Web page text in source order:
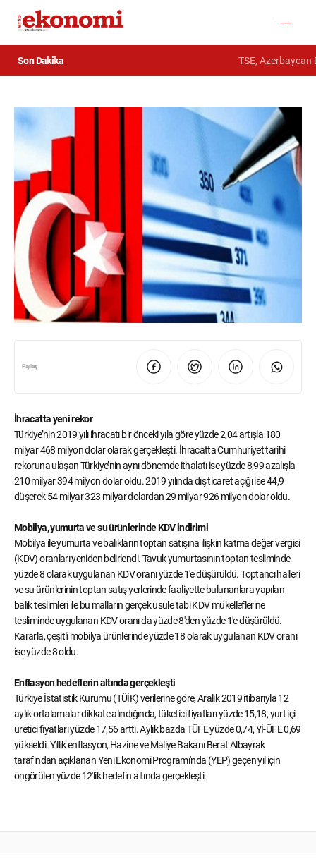
Son Dakika TSE, Azerbaycan
Paylaş
İhracatta yeni rekor
Türkiye’nin 2019 yılı ihracatı bir önceki yıla göre yüzde 2,04 artışla 180
milyar 468 milyon dolar olarak gerçekleşti. İhracatta Cumhuriyet tarihi
rekoruna ulaşan Türkiye’nin aynı dönemde ithalatı ise yüzde 8,99 azalışla
210 milyar 394 milyon dolar oldu. 2019 yılında dış ticaret açığı ise 44,9
düşerek 54 milyar 323 milyar dolardan 29 milyar 926 milyon dolar oldu.
Mobilya, yumurta ve su ürünlerinde KDV indirimi
Mobilya ile yumurta ve balıkların toptan satışına ilişkin katma değer vergisi
(KDV) oranları yeniden belirlendi. Tavuk yumurtasının toptan tesliminde
yüzde 8 olarak uygulanan KDV oranı yüzde 1'e düşürüldü. Toptancı halleri
ve su ürünlerinin toptan satış yerlerinde faaliyette bulunanlara yapılan
balık teslimleri ile bu malların gerçek usule tabi KDV mükelleflerine
tesliminde uygulanan KDV oranı da yüzde 8'den yüzde 1'e düşürüldü.
Kararla, çeşitli mobilya ürünlerinde yüzde 18 olarak uygulanan KDV oranı
ise yüzde 8 oldu.
Enflasyon hedeflerin altında gerçekleşti
Türkiye İstatistik Kurumu (TÜİK) verilerine göre, Aralık 2019 itibarıyla 12
aylık ortalamalar dikkate alındığında, tüketici fiyatları yüzde 15,18, yurt içi
üretici fiyatları yüzde 17,56 arttı. Aylık bazda TÜFE yüzde 0,74, Yİ-ÜFE 0,69
yükseldi. Yıllık enflasyon, Hazine ve Maliye Bakanı Berat Albayrak
tarafından açıklanan Yeni Ekonomi Programı'nda (YEP) geçen yıl için
öngörülen yüzde 12'lik hedefin altında gerçekleşti.